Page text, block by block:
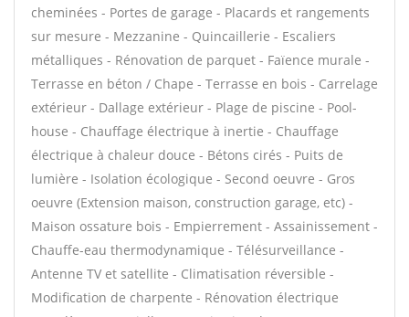
cheminées - Portes de garage - Placards et rangements
sur mesure - Mezzanine - Quincaillerie - Escaliers
métalliques - Rénovation de parquet - Faïence murale -
Terrasse en béton / Chape - Terrasse en bois - Carrelage
extérieur - Dallage extérieur - Plage de piscine - Pool-
house - Chauffage électrique à inertie - Chauffage
électrique à chaleur douce - Bétons cirés - Puits de
lumière - Isolation écologique - Second oeuvre - Gros
oeuvre (Extension maison, construction garage, etc) -
Maison ossature bois - Empierrement - Assainissement -
Chauffe-eau thermodynamique - Télésurveillance -
Antenne TV et satellite - Climatisation réversible -
Modification de charpente - Rénovation électrique